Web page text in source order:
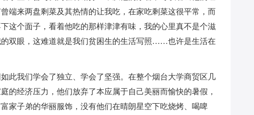
端来两盘剩菜及其热情的让我吃，在家吃剩菜这很平常，而
这个面子，看着他吃的那样津津有味，我的心里真不是个滋
双眼，这难道就是我们贫困生的生活写照……也许是生活在
我们学会了独立、学会了坚强。在整个烟台大学商贸区几
的经济压力，他们放弃了本应属于自己美丽而愉快的暑假，
家子弟的华丽服饰，没有他们在晴朗星空下吃烧烤、喝啤